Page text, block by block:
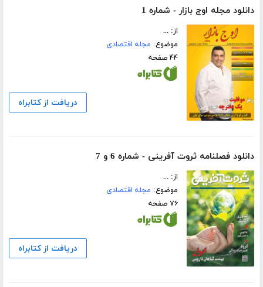
دانلود مجله اوج بازار - شماره 1
از: ...
موضوع: مجله اقتصادی
۴۴ صفحه
دریافت از کتابراه
دانلود فصلنامه ثروت آفرینی - شماره 6 و 7
از: ...
موضوع: مجله اقتصادی
۷۶ صفحه
دریافت از کتابراه